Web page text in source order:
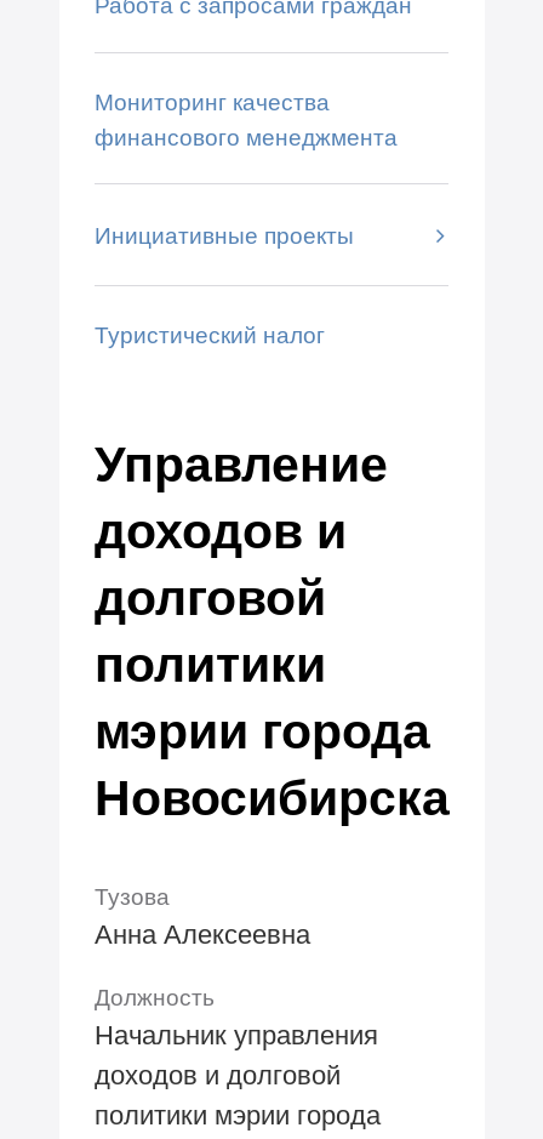
Работа с запросами граждан
Мониторинг качества
финансового менеджмента
Инициативные проекты
Туристический налог
Управление
доходов и
долговой
политики
мэрии города
Новосибирска
Тузова
Анна Алексеевна
Должность
Начальник управления
доходов и долговой
политики мэрии города